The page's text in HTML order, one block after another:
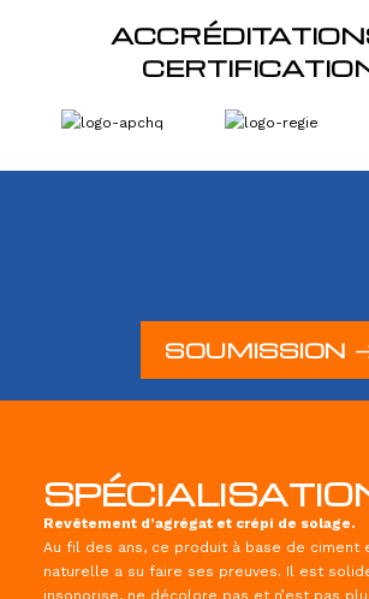
SOUMISSION
Revêtement d’agrégat et crépi de solage.
Au fil des ans, ce produit à base de ciment
naturelle a su faire ses preuves. Il est